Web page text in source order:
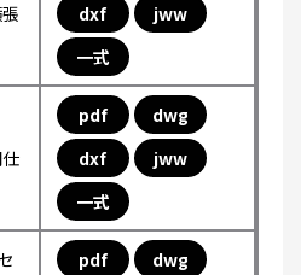
dxf
jww
一式
pdf
dwg
dxf
jww
一式
pdf
dwg